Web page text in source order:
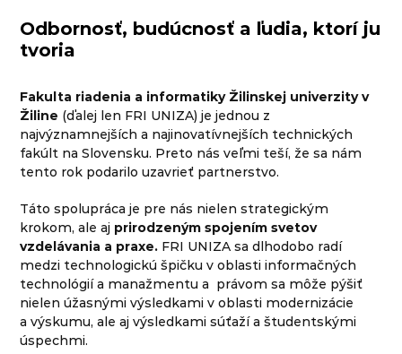
Odbornosť, budúcnosť a ľudia, ktorí ju
tvoria
Fakulta riadenia a informatiky Žilinskej univerzity v
Žiline (ďalej len FRI UNIZA) je jednou z
najvýznamnejších a najinovatívnejších technických
fakúlt na Slovensku. Preto nás veľmi teší, že sa nám
tento rok podarilo uzavrieť partnerstvo.
Táto spolupráca je pre nás nielen strategickým
krokom, ale aj prirodzeným spojením svetov
vzdelávania a praxe. FRI UNIZA sa dlhodobo radí
medzi technologickú špičku v oblasti informačných
technológií a manažmentu a právom sa môže pýšiť
nielen úžasnými výsledkami v oblasti modernizácie
a výskumu, ale aj výsledkami súťaží a študentskými
úspechmi.